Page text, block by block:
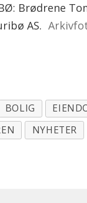
Brødrene
AS.
BOLIG
NYHETER